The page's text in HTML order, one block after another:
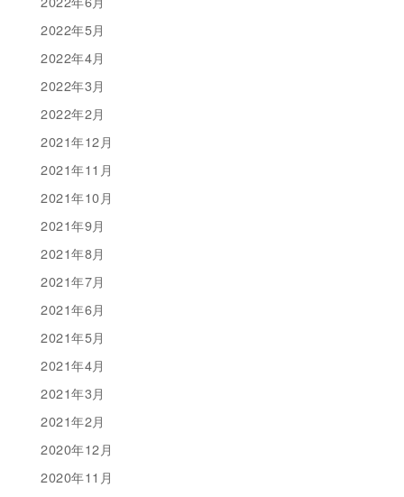
2022年5月
2022年4月
2022年3月
2022年2月
2021年12月
2021年11月
2021年10月
2021年9月
2021年8月
2021年7月
2021年6月
2021年5月
2021年4月
2021年3月
2021年2月
2020年12月
2020年11月